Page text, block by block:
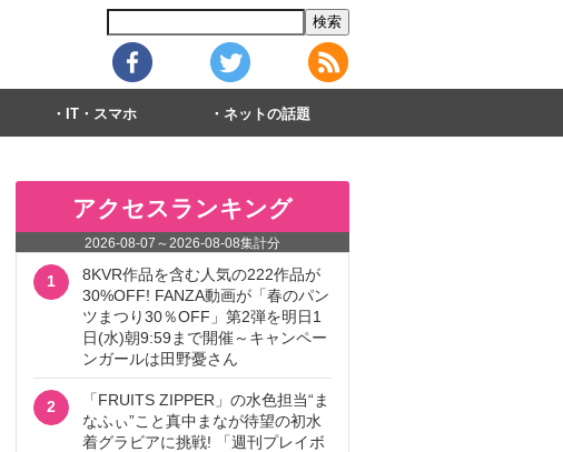
IT・スマホ ネットの話題
アクセスランキング
2026-08-07 ～2026-08-08集計分
1
8KVR作品を含む人気の222作品が
30%OFF! FANZA動画が「春のパン
ツまつり30％OFF」第2弾を明日1
日(水)朝9:59まで開催～キャンペー
ンガールは田野憂さん
2
「FRUITS ZIPPER」の水色担当“ま
なふぃ”こと真中まなが待望の初水
着グラビアに挑戦! 「週刊プレイボ